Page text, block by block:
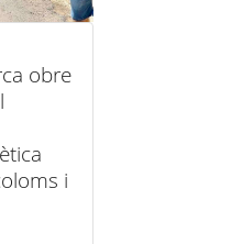
obre
i